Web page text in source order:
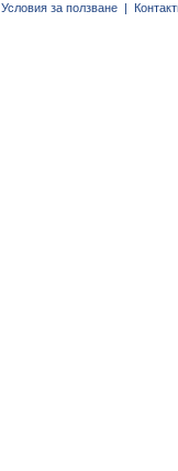
Условия за ползване |